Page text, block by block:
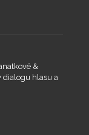
&
dialogu hlasu a